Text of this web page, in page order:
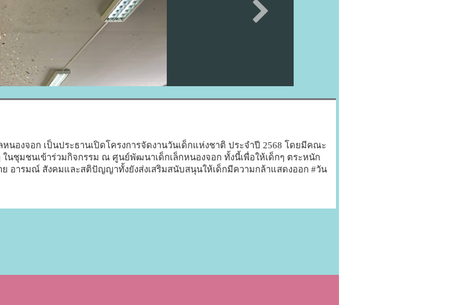
องจอก เป็นประธานเปิดโครงการจัดงานวันเด็กแห่งชาติ​ ประจำปี 2568 โดยมีคณะ
นชุมชนเข้าร่วมกิจกรรม​ ณ ศูนย์พัฒนาเด็กเล็กหนองจอก ทั้งนี้เพื่อให้เด็กๆ​ ตระหนัก
อารมณ์ สังคมและสติปัญญาทั้งยังส่งเสริมสนับสนุนให้เด็กมีความกล้าแสดงออก​ #วัน